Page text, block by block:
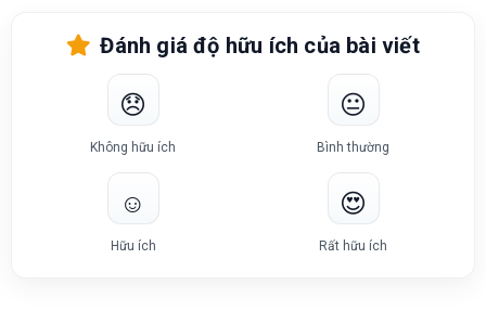
Đánh giá độ hữu ích của bài viết
😞
Không hữu ích
😐
Bình thường
☺️
Hữu ích
😍
Rất hữu ích